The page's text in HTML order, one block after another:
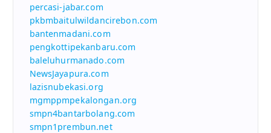
percasi-jabar.com
pkbmbaitulwildancirebon.com
bantenmadani.com
pengkottipekanbaru.com
baleluhurmanado.com
NewsJayapura.com
lazisnubekasi.org
mgmppmpekalongan.org
smpn4bantarbolang.com
smpn1prembun.net